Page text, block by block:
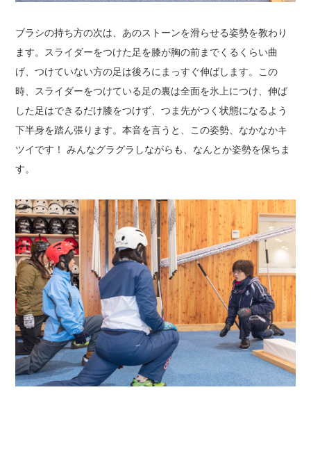
ブラシの持ち方の次は、あのストーンを滑らせる姿勢を教わり
ます。 スライダーをつけた足を膝が胸の前までくるくらい曲
げ、つけていない方の足は後ろにまっすぐ伸ばします。 この
時、スライダーをつけている足の裏は全面を氷上につけ、伸ば
した足はできるだけ膝をつけず、つま先がつく状態になるよう
下半身を踏ん張ります。本音を言うと、この姿勢、なかなかキ
ツイです！
みんなグラグラしながらも、なんとか姿勢を保ちま
す。